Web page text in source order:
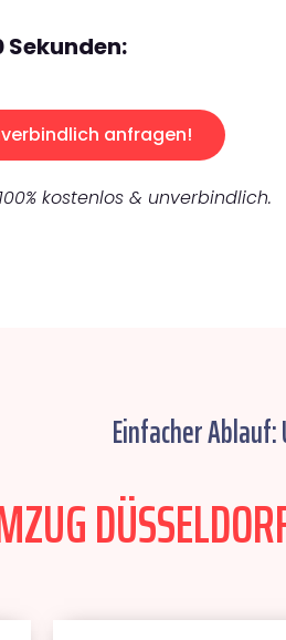
Sekunden:
anfragen!
kostenlos & unverbindlich.
Einfacher